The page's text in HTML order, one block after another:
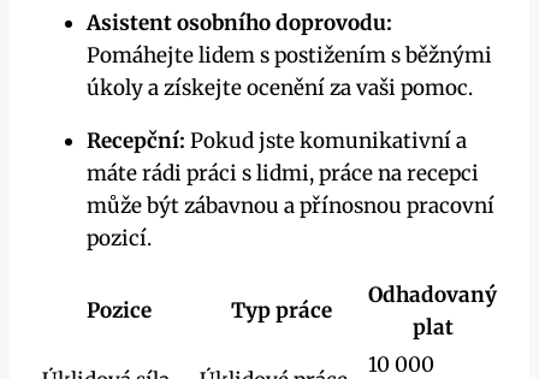
Asistent osobního doprovodu:
Pomáhejte lidem s postižením s běžnými
úkoly a získejte ocenění za vaši pomoc.
Recepční: Pokud jste komunikativní a
máte rádi práci s lidmi, práce na recepci
může být zábavnou a přínosnou pracovní
pozicí.
Pozice Typ práce
Odhadovaný
plat
10 000